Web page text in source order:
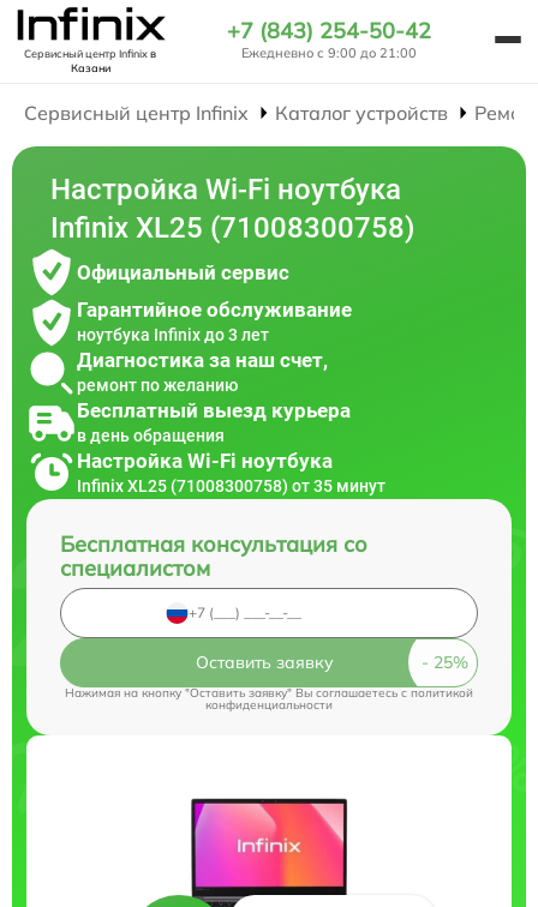
Сервисный центр Infinixв
Казани
+7 (843) 254-50-42
Ежедневно с 9:00 до 21:00
Сервисный центр Infinix Каталог устройств
Настройка Wi-Fi ноутбука
Infinix XL25 (71008300758)
Официальный сервис
Гарантийное обслуживание
ноутбука Infinix до 3 лет
Диагностика за наш счет,
ремонт по желанию
Бесплатный выезд курьера
в день обращения
Настройка Wi-Fi ноутбука
Infinix XL25 (71008300758) от 35 минут
Бесплатная консультация со
специалистом
Оставить заявку
Нажимая на кнопку "Оставить заявку" Вы соглашаетесь cполитикой
конфиденциальности